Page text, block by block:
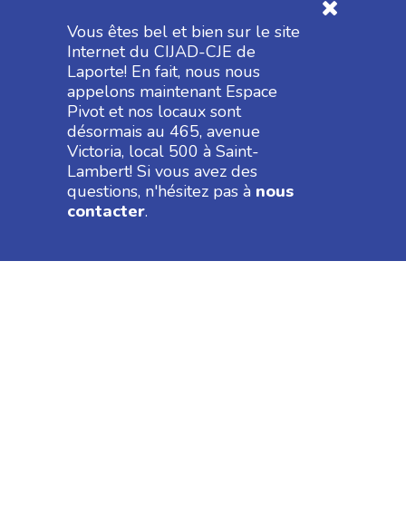
Vous êtes bel et bien sur le site
Internet du CIJAD-CJE de
Laporte! En fait, nous nous
appelons maintenant Espace
Pivot et nos locaux sont
désormais au 465, avenue
Victoria, local 500 à Saint-
Lambert! Si vous avez des
questions, n'hésitez pas à nous
contacter.
Formats acceptés : pdf, doc, docx, txt